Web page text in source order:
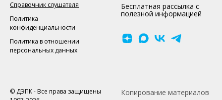
Справочник слушателя
Политика
конфиденциальности
Политика в отношении
персональных данных
Бесплатная рассылка с
полезной информацией
© ДЭПК - Все права защищены
Копирование материалов